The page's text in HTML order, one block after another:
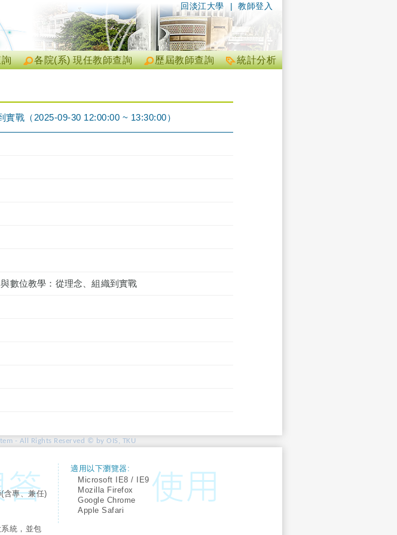
| 教師登入
回淡江大學
統計分析
歷屆教師查詢
各院(系) 現任教師查詢
戰（2025-09-30 12:00:00 ~ 13:30:00）
數位教學：從理念、組織到實戰
- All Rights Reserved © by OIS, TKU
含專、兼任)
統，並包
適用以下瀏覽器:
Microsoft IE8 / IE9
Mozilla Firefox
Google Chrome
Apple Safari